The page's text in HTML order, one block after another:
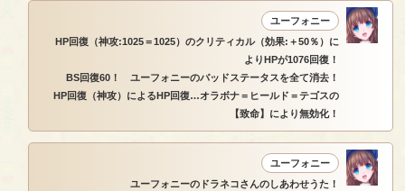
ユーフォニー
HP回復（神攻:1025＝1025）のクリティカル（効果:＋50％）に
よりHPが1076回復！
BS回復60！ ユーフォニーのバッドステータスを全て消去！
HP回復（神攻）によるHP回復…オラボナ＝ヒールド＝テゴスの
【致命】により無効化！
ユーフォニー
ユーフォニーのドラネコさんのしあわせうた！